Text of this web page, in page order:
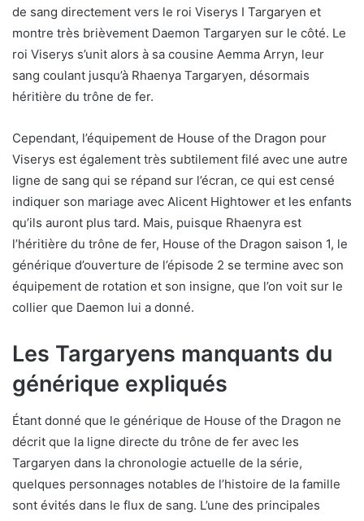
de sang directement vers le roi Viserys I Targaryen et
montre très brièvement Daemon Targaryen sur le côté. Le
roi Viserys s’unit alors à sa cousine Aemma Arryn, leur
sang coulant jusqu’à Rhaenya Targaryen, désormais
héritière du trône de fer.
Cependant, l’équipement de House of the Dragon pour
Viserys est également très subtilement filé avec une autre
ligne de sang qui se répand sur l’écran, ce qui est censé
indiquer son mariage avec Alicent Hightower et les enfants
qu’ils auront plus tard. Mais, puisque Rhaenyra est
l’héritière du trône de fer, House of the Dragon saison 1, le
générique d’ouverture de l’épisode 2 se termine avec son
équipement de rotation et son insigne, que l’on voit sur le
collier que Daemon lui a donné.
Les Targaryens manquants du
générique expliqués
Étant donné que le générique de House of the Dragon ne
décrit que la ligne directe du trône de fer avec les
Targaryen dans la chronologie actuelle de la série,
quelques personnages notables de l’histoire de la famille
sont évités dans le flux de sang. L’une des principales